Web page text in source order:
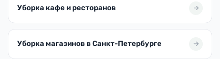
Уборка кафе и ресторанов
Уборка магазинов в Санкт-Петербурге